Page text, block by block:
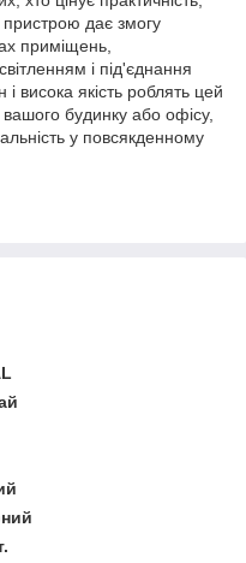
пристрою дає змогу
приміщень,
і під'єднання
висока якість роблять цей
будинку або офісу,
у повсякденному